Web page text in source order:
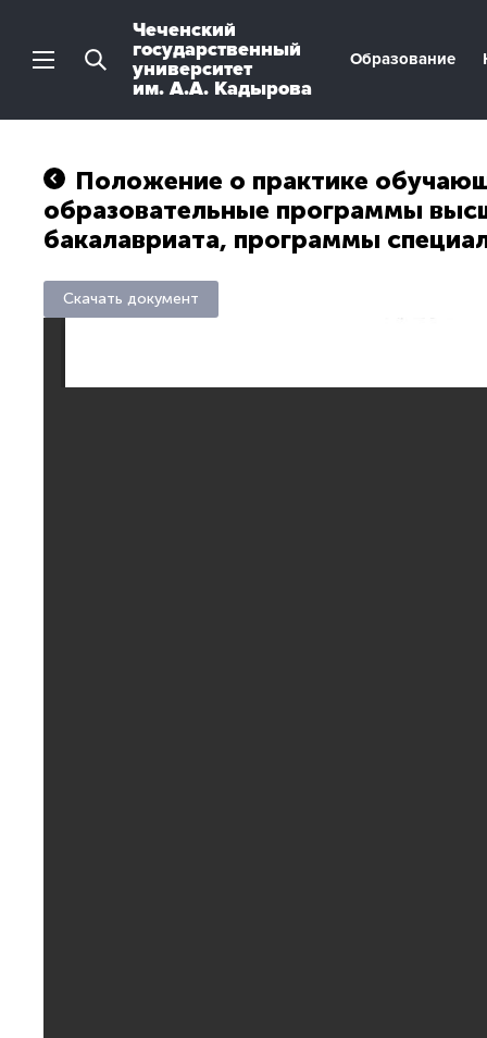
Чеченский
государственный
университет
им. А.А. Кадырова
Образование
Положение о практике
образовательные программы
бакалавриата, программы
Скачать документ